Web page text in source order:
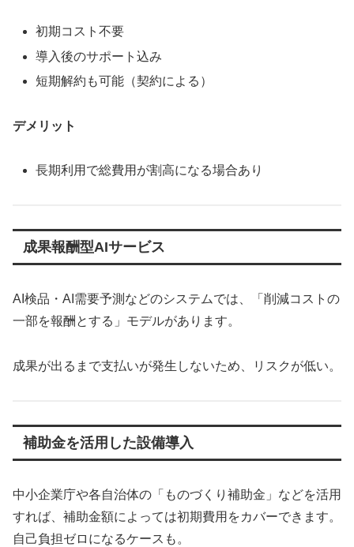
初期コスト不要
導入後のサポート込み
短期解約も可能（契約による）
デメリット
長期利用で総費用が割高になる場合あり
成果報酬型AIサービス
AI検品・AI需要予測などのシステムでは、「削減コストの
一部を報酬とする」モデルがあります。
成果が出るまで支払いが発生しないため、リスクが低い。
補助金を活用した設備導入
中小企業庁や各自治体の「ものづくり補助金」などを活用
すれば、補助金額によっては初期費用をカバーできます。
自己負担ゼロになるケースも。